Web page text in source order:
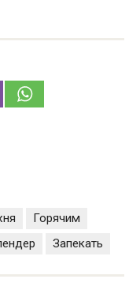
Горячим
Запекать